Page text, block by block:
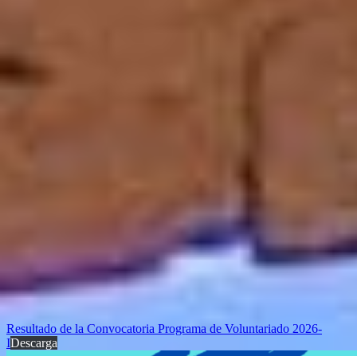
Resultado de la Convocatoria Programa de Voluntariado 2026-
IDescarga